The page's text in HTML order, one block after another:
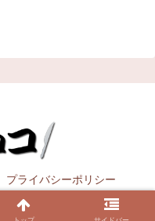
プライバシーポリシー
All Rights Reserved.